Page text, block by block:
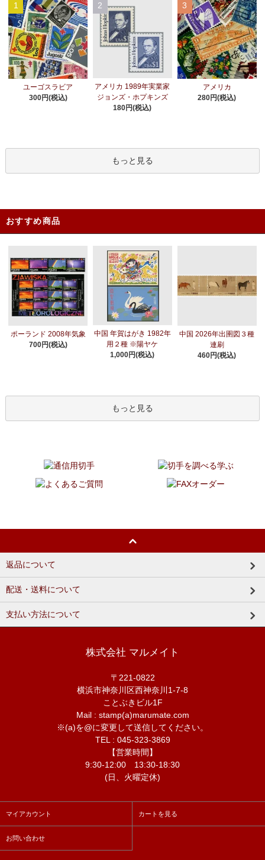
1
ユーゴスラビア
300円(税込)
2
アメリカ 1989年実業家
ジョンズ・ホプキンズ
180円(税込)
3
アメリカ
280円(税込)
もっと見る
おすすめ商品
ポーランド 2008年気象
700円(税込)
中国 年賀はがき 1982年
用２種 ※陽ヤケ
1,000円(税込)
中国 2026年出圉図３種
連刷
460円(税込)
もっと見る
返品について
配送・送料について
支払い方法について
株式会社 マルメイト
〒221-0822
横浜市神奈川区西神奈川1-7-8
ことぶきビル1F
Mail : stamp(a)marumate.com
※(a)を@に変更して送信してください。
TEL : 045-323-3869
【営業時間】
9:30-12:00 13:30-18:30
(日、火曜定休)
マイアカウント カートを見る
お問い合わせ